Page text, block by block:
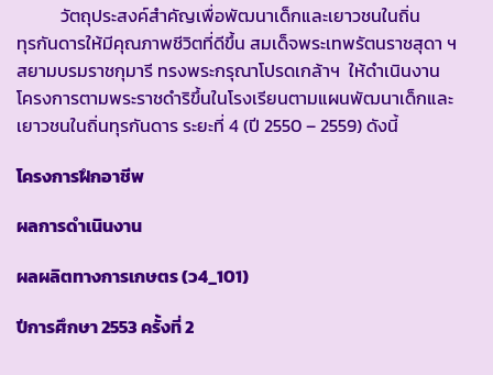
วัตถุประสงค์สำคัญเพื่อพัฒนาเด็กและเยาวชนในถิ่น
ทุรกันดารให้มีคุณภาพชีวิตที่ดีขึ้น สมเด็จพระเทพรัตนราชสุดา ฯ
สยามบรมราชกุมารี ทรงพระกรุณาโปรดเกล้าฯ ให้ดำเนินงาน
โครงการตามพระราชดำริขึ้นในโรงเรียนตามแผนพัฒนาเด็กและ
เยาวชนในถิ่นทุรกันดาร ระยะที่ 4 (ปี 2550 – 2559) ดังนี้
โครงการฝึกอาชีพ
ผลการดำเนินงาน
ผลผลิตทางการเกษตร(ว4_101)
ปีการศึกษา2553 ครั้งที่ 2